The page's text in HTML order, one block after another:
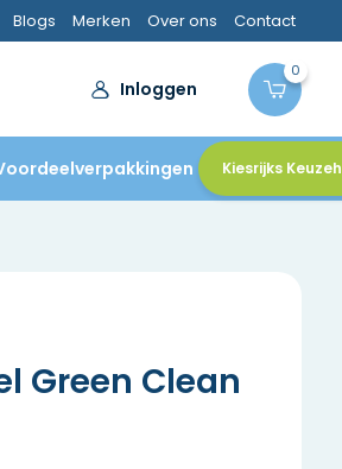
Blogs Merken Over ons Contact
Inloggen
0
Kiesrijks
Green Clean